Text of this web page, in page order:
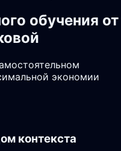
обучения от
экономии
контекста